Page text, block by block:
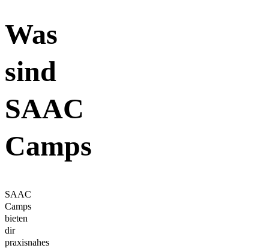
Was
sind
SAAC
Camps
SAAC
Camps
bieten
dir
praxisnahes